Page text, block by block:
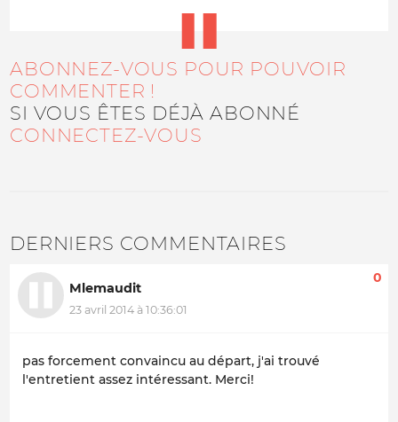
ABONNEZ-VOUS POUR POUVOIR
COMMENTER !
SI VOUS ÊTES DÉJÀ ABONNÉ
CONNECTEZ-VOUS
DERNIERS COMMENTAIRES
Mlemaudit
23 avril 2014 à 10:36:01
0
pas forcement convaincu au départ, j'ai trouvé
l'entretient assez intéressant. Merci!